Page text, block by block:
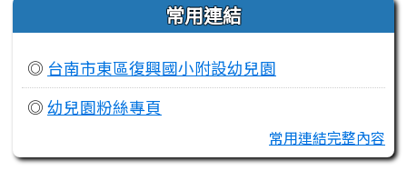
常用連結
◎ 台南市東區復興國小附設幼兒園
◎ 幼兒園粉絲專頁
常用連結完整內容